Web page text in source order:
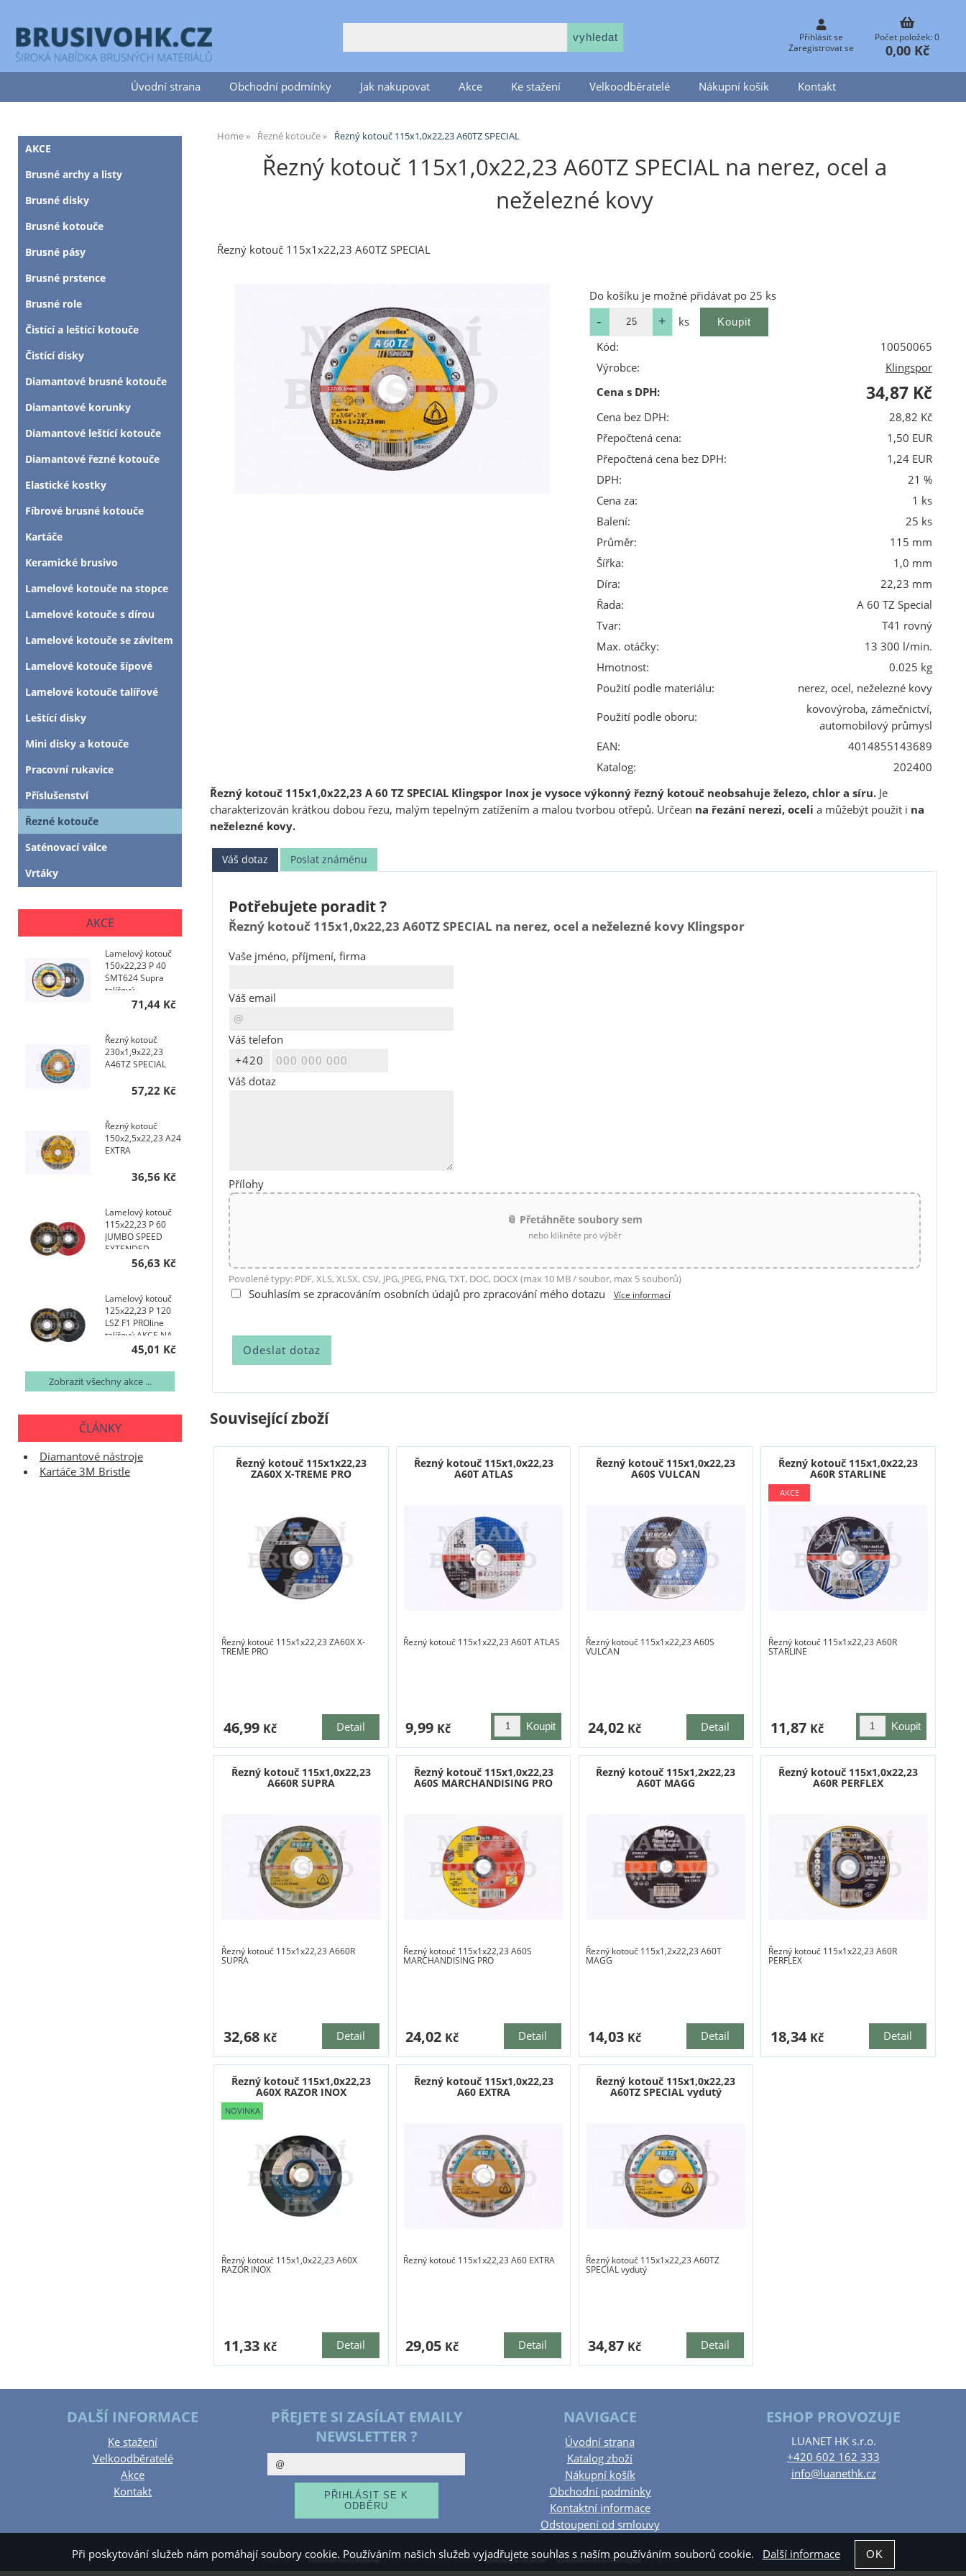
Přihlásit se
Zaregistrovat se
Počet položek: 0
0,00 Kč
Úvodní strana Obchodní podmínky Jak nakupovat Akce Ke stažení Velkoodběratelé Nákupní košík Kontakt
Home Řezné kotouče Řezný kotouč 115x1,0x22,23 A60TZ SPECIAL
Řezný kotouč 115x1,0x22,23 A60TZ SPECIAL na nerez, ocel a
neželezné kovy
Řezný kotouč 115x1x22,23 A60TZ SPECIAL
Do košíku je možné přidávat po 25 ks
ks
Kód:
10050065
Výrobce:
Klingspor
Cena s DPH:
34,87 Kč
Cena bez DPH:
28,82 Kč
Přepočtená cena:
1,50 EUR
Přepočtená cena bez DPH:
1,24 EUR
DPH:
21 %
Cena za:
1 ks
Balení:
25 ks
Průměr:
115 mm
Šířka:
1,0 mm
Díra:
22,23 mm
Řada:
A 60 TZ Special
Tvar:
T41 rovný
Max. otáčky:
13 300 l/min.
Hmotnost:
0.025 kg
Použití podle materiálu:
nerez, ocel, neželezné kovy
Použití podle oboru:
kovovýroba, zámečnictví,
automobilový průmysl
EAN:
4014855143689
Katalog:
202400
Řezný kotouč 115x1,0x22,23 A 60 TZ SPECIAL Klingspor Inox je vysoce výkonný řezný kotouč neobsahuje železo, chlor a síru. Je
charakterizován krátkou dobou řezu, malým tepelným zatížením a malou tvorbou otřepů. Určean na řezání nerezi, oceli a můžebýt použit i na
neželezné kovy.
Váš dotaz Poslat známénu
Potřebujete poradit ?
Řezný kotouč 115x1,0x22,23 A60TZ SPECIAL na nerez, ocel a neželezné kovy Klingspor
Vaše jméno, příjmení, firma
Váš email
Váš telefon
Váš dotaz
Přílohy
📎 Přetáhněte soubory sem
nebo klikněte pro výběr
Povolené typy: PDF, XLS, XLSX, CSV, JPG, JPEG, PNG, TXT, DOC, DOCX (max 10 MB / soubor, max 5 souborů)
Souhlasím se zpracováním osobních údajů pro zpracování mého dotazu Více informací
Související zboží
Řezný kotouč 115x1x22,23
ZA60X X-TREME PRO
Řezný kotouč 115x1x22,23 ZA60X X-
TREME PRO
Detail
46,99 Kč
Řezný kotouč 115x1,0x22,23
A60T ATLAS
Řezný kotouč 115x1x22,23 A60T ATLAS
9,99 Kč
Řezný kotouč 115x1,0x22,23
A60S VULCAN
Řezný kotouč 115x1x22,23 A60S
VULCAN
Detail
24,02 Kč
Řezný kotouč 115x1,0x22,23
A60R STARLINE
Řezný kotouč 115x1x22,23 A60R
STARLINE
11,87 Kč
Řezný kotouč 115x1,0x22,23
A660R SUPRA
Řezný kotouč 115x1x22,23 A660R
SUPRA
Detail
32,68 Kč
Řezný kotouč 115x1,0x22,23
A60S MARCHANDISING PRO
Řezný kotouč 115x1x22,23 A60S
MARCHANDISING PRO
Detail
24,02 Kč
Řezný kotouč 115x1,2x22,23
A60T MAGG
Řezný kotouč 115x1,2x22,23 A60T
MAGG
Detail
14,03 Kč
Řezný kotouč 115x1,0x22,23
A60R PERFLEX
Řezný kotouč 115x1x22,23 A60R
PERFLEX
Detail
18,34 Kč
Řezný kotouč 115x1,0x22,23
A60X RAZOR INOX
Řezný kotouč 115x1,0x22,23 A60X
RAZOR INOX
Detail
11,33 Kč
Řezný kotouč 115x1,0x22,23
A60 EXTRA
Řezný kotouč 115x1x22,23 A60 EXTRA
Detail
29,05 Kč
Řezný kotouč 115x1,0x22,23
A60TZ SPECIAL vydutý
Řezný kotouč 115x1x22,23 A60TZ
SPECIAL vydutý
Detail
34,87 Kč
AKCE
Brusné archy a listy
Brusné disky
Brusné kotouče
Brusné pásy
Brusné prstence
Brusné role
Čistící a leštící kotouče
Čistící disky
Diamantové brusné kotouče
Diamantové korunky
Diamantové leštící kotouče
Diamantové řezné kotouče
Elastické kostky
Fíbrové brusné kotouče
Kartáče
Keramické brusivo
Lamelové kotouče na stopce
Lamelové kotouče s dírou
Lamelové kotouče se závitem
Lamelové kotouče šípové
Lamelové kotouče talířové
Leštící disky
Mini disky a kotouče
Pracovní rukavice
Příslušenství
Řezné kotouče
Saténovací válce
Vrtáky
AKCE
Lamelový kotouč
150x22,23 P 40
SMT624 Supra
talířový
71,44 Kč
Řezný kotouč
230x1,9x22,23
A46TZ SPECIAL
57,22 Kč
Řezný kotouč
150x2,5x22,23 A24
EXTRA
36,56 Kč
Lamelový kotouč
115x22,23 P 60
JUMBO SPEED
EXTENDED
TOPline talířový
56,63 Kč
Lamelový kotouč
125x22,23 P 120
LSZ F1 PROline
talířový AKCE NA
400 KS45,01 Kč
Zobrazit všechny akce ...
ČLÁNKY
Diamantové nástroje
Kartáče 3M Bristle
DALŠÍ INFORMACE
Ke stažení
Velkoodběratelé
Akce
Kontakt
PŘEJETE SI ZASÍLAT EMAILY
NEWSLETTER ?
NAVIGACE
Úvodní strana
Katalog zboží
Nákupní košík
Obchodní podmínky
Kontaktní informace
Odstoupení od smlouvy
ESHOP PROVOZUJE
LUANET HK s.r.o.
+420 602 162 333
info@luanethk.cz
Copyright ©www.brusivohk.cz,provozováno na systémutvorba e-shopuaoptimalizace e-shopuShop5.cz
Při poskytování služeb nám pomáhají soubory cookie. Používáním našich služeb vyjadřujete souhlas s naším používáním souborů cookie. Další informace